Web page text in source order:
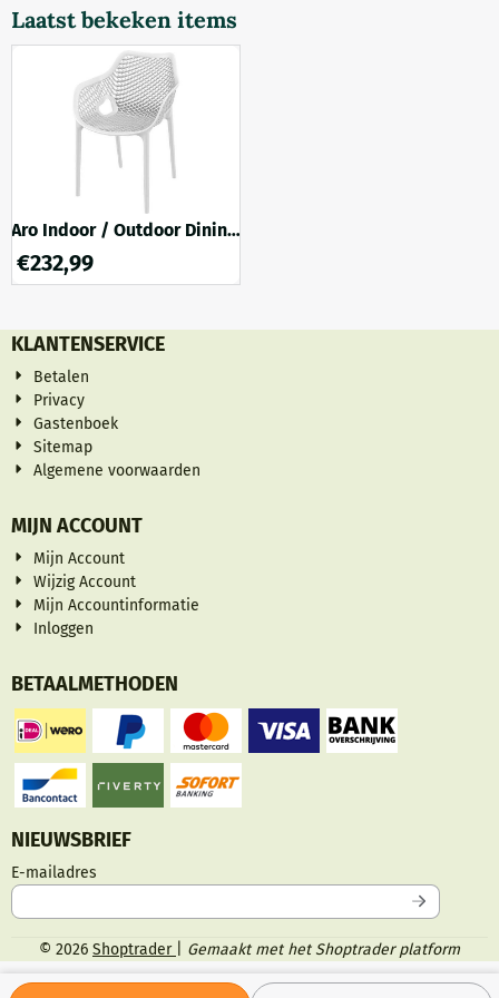
zitgelegenheid om werk met
collega's te bespreken. Meer
zwarte stoelen vind je hier.
Laatst bekeken items
Aro Indoor / Outdoor Dining
Armchair - White
€232,99
KLANTENSERVICE
Betalen
Privacy
Gastenboek
Sitemap
Algemene voorwaarden
MIJN ACCOUNT
Mijn Account
Wijzig Account
Mijn Accountinformatie
Inloggen
BETAALMETHODEN
NIEUWSBRIEF
E-mailadres
© 2026 Shoptrader Gemaakt met het Shoptrader platform